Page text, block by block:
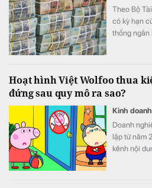
Theo Bộ
có kỳ hạn
thống ngân
Hoạt hình Việt Wolfoo thua
đứng sau quy mô ra sao?
Kinh doanh
Doanh
lập từ năm
kênh nội